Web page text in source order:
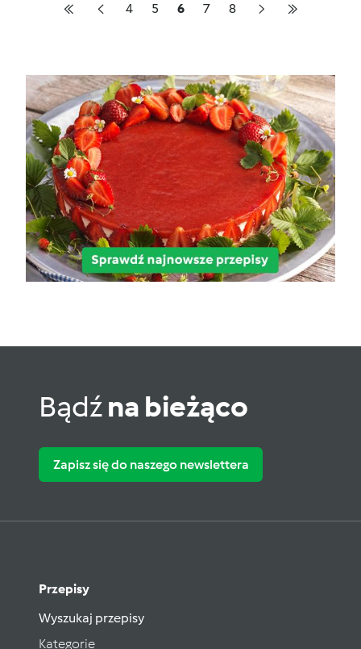
4 5 6 7 8
Bądźna bieżąco
Zapisz się do naszego newslettera
Przepisy
Wyszukaj przepisy
Kategorie